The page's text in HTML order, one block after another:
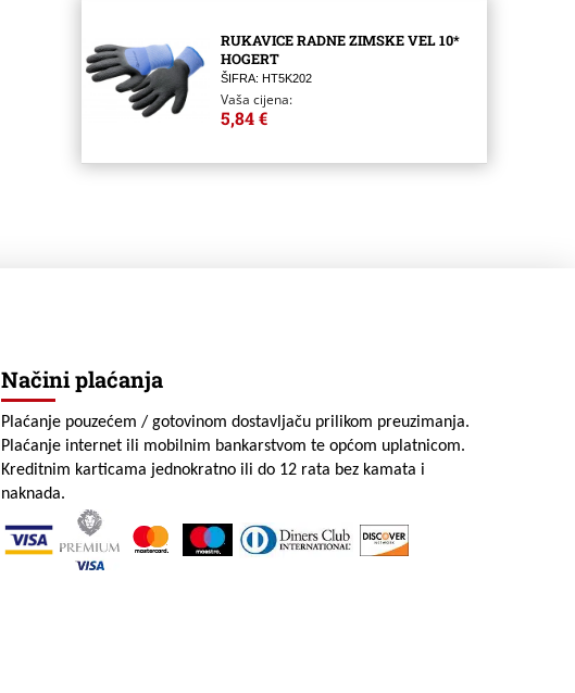
RUKAVICE RADNE ZIMSKE VEL 10*
HOGERT
ŠIFRA: HT5K202
Vaša cijena:
5,84 €
Načini plaćanja
Plaćanje pouzećem / gotovinom dostavljaču prilikom preuzimanja.
Plaćanje internet ili mobilnim bankarstvom te općom uplatnicom.
Kreditnim karticama jednokratno ili do 12 rata bez kamata i
naknada.